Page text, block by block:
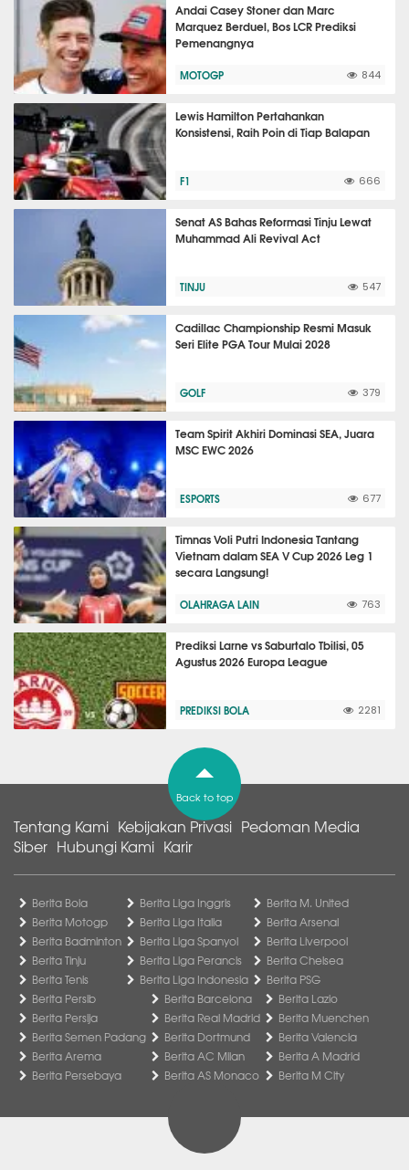
Andai Casey Stoner dan Marc
Marquez Berduel, Bos LCR Prediksi
Pemenangnya
MOTOGP 844
Lewis Hamilton Pertahankan
Konsistensi, Raih Poin di Tiap Balapan
F1 666
Senat AS Bahas Reformasi Tinju Lewat
Muhammad Ali Revival Act
TINJU 547
Cadillac Championship Resmi Masuk
Seri Elite PGA Tour Mulai 2028
GOLF 379
Team Spirit Akhiri Dominasi SEA, Juara
MSC EWC 2026
ESPORTS 677
Timnas Voli Putri Indonesia Tantang
Vietnam dalam SEA V Cup 2026 Leg 1
secara Langsung!
OLAHRAGA LAIN 763
Prediksi Larne vs Saburtalo Tbilisi, 05
Agustus 2026 Europa League
PREDIKSI BOLA 2281
Back to top
Tentang Kami Kebijakan Privasi Pedoman Media
Siber Hubungi Kami Karir
Berita Bola
Berita Motogp
Berita Badminton
Berita Tinju
Berita Tenis
Berita Liga Inggris
Berita Liga Italia
Berita Liga Spanyol
Berita Liga Perancis
Berita Liga Indonesia
Berita M. United
Berita Arsenal
Berita Liverpool
Berita Chelsea
Berita PSG
Berita Persib
Berita Persija
Berita Semen Padang
Berita Arema
Berita Persebaya
Berita Barcelona
Berita Real Madrid
Berita Dortmund
Berita AC Milan
Berita AS Monaco
Berita Lazio
Berita Muenchen
Berita Valencia
Berita A Madrid
Berita M City